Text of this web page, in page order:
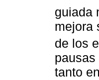
guiada
mejora
de los
tanto